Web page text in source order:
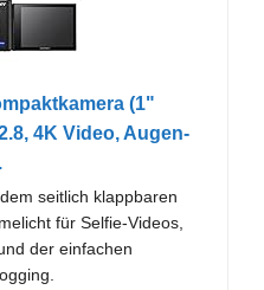
(1"
4K Video, Augen-
seitlich klappbaren
für Selfie-Videos,
der einfachen